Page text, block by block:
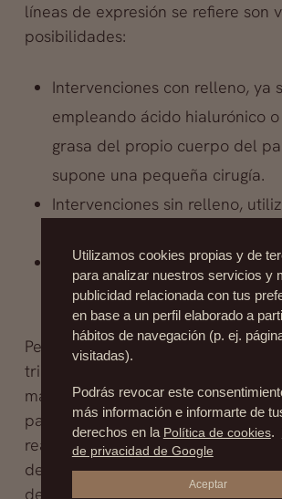
líneas de expresión se refiere son
posibilidades:
Intervenciones con relleno, ya
empleando ácido hialurónico
grasa del propio cuerpo del
supone una pequeña cirugía.
Intervenciones sin relleno,
, más
Liftings faciales, bien sea lifting
lifting cervico-facial, etc.
Pero las intervenciones estéticas
trimestre no se limitan a hacer
manchas y arrugas, cada vez son
pacientes que aprovechan los
realizar otras intervenciones,
de los lóbulos de las orejas, que
descuelgan con el paso del
Utilizamos cookies propias y de
para analizar nuestros servicios y
publicidad relacionada con tus
en base a un perfil elaborado a
hábitos de navegación (p. ej.
visitadas).
Podrás revocar este
más información e informarte de
derechos en la Política de cookies.
de privacidad de Google
Aceptar